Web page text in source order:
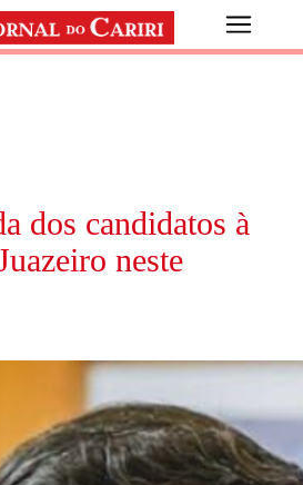
dos candidatos à
neste